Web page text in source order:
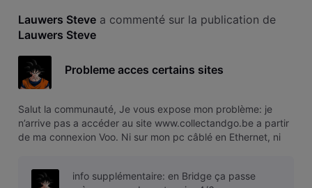
Lauwers Steve a commenté sur la publication de
Lauwers Steve
Probleme acces certains sites
Salut la communauté, Je vous expose mon problème: je
n’arrive pas a accéder au site www.collectandgo.be a partir
de ma connexion Voo. Ni sur mon pc câblé en Ethernet, ni
explication? Merci d’ava
info supplémentaire: en Bridge ça passe